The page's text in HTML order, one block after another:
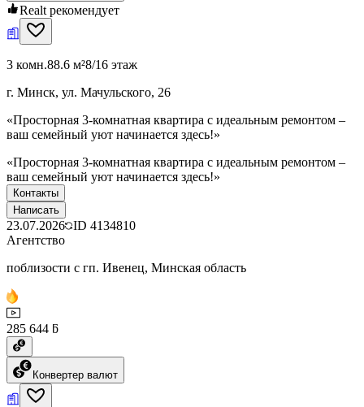
Realt рекомендует
3 комн.88.6 м²8/16 этаж
г. Минск, ул. Мачульского, 26
«Просторная 3-комнатная квартира с идеальным ремонтом –
ваш семейный уют начинается здесь!»
«Просторная 3-комнатная квартира с идеальным ремонтом –
ваш семейный уют начинается здесь!»
Контакты
Написать
23.07.2026 ID 4134810
Агентство
поблизости с гп. Ивенец, Минская область
285 644 ƃ
Конвертер валют